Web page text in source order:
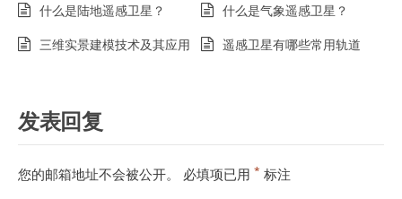
什么是陆地遥感卫星？
什么是气象遥感卫星？
三维实景建模技术及其应用
遥感卫星有哪些常用轨道
发表回复
您的邮箱地址不会被公开。 必填项已用 * 标注